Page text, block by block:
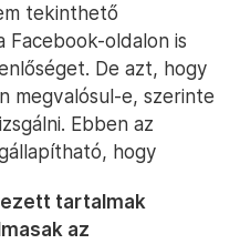
tekinthető
Facebook-oldalon is
De azt, hogy
megvalósul-e, szerinte
Ebben az
hogy
tartalmak
az